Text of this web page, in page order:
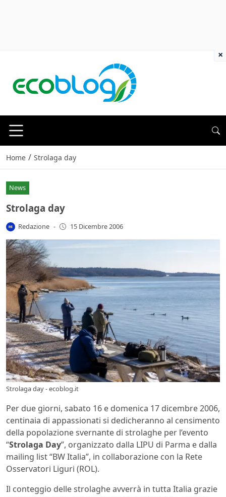
Home / Strolaga day
News
Strolaga day
Redazione - 15 Dicembre 2006
Strolaga day - ecoblog.it
Per due giorni, sabato 16 e domenica 17 dicembre 2006,
centinaia di appassionati si dedicheranno al censimento
della popolazione svernante di strolaghe per l’evento
“Strolaga Day”, organizzato dalla LIPU di Parma e dalla
mailing list “BW Italia”, in collaborazione con la Rete
Osservatori Liguri (ROL).
Il conteggio delle strolaghe avverrà in tutta Italia grazie
×